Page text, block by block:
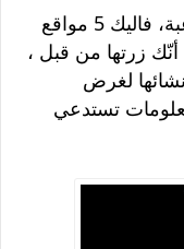
المُرعبة، فاليك 5 مواقع
زرتها من قبل ،
لغرض
تستدعي